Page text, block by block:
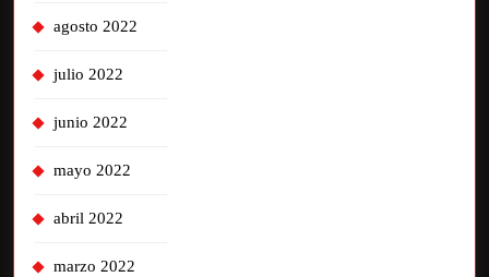
agosto 2022
julio 2022
junio 2022
mayo 2022
abril 2022
marzo 2022